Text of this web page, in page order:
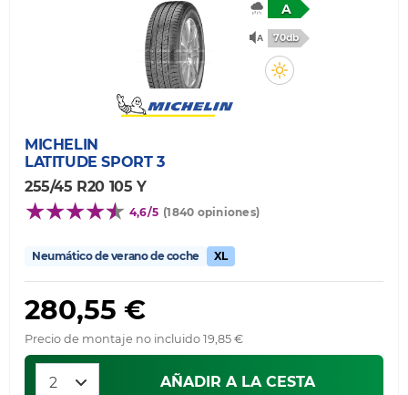
A
70db
MICHELIN
LATITUDE SPORT 3
255/45 R20 105 Y
4,6/5 (1840 opiniones)
Neumático de verano de coche XL
280,55 €
Precio de montaje no incluido 19,85 €
AÑADIR A LA CESTA